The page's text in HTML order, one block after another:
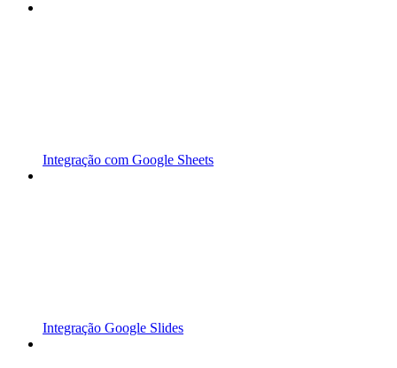
Integração com Google Sheets
Integração Google Slides